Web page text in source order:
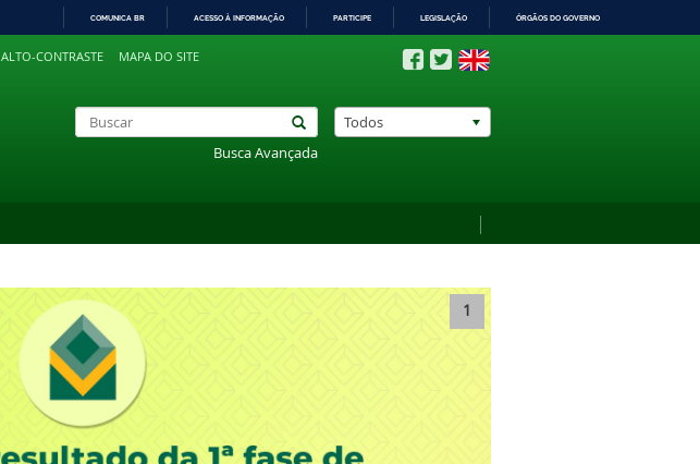
COMUNICA BR ACESSO À INFORMAÇÃO PARTICIPE LEGISLAÇÃO ÓRGÃOS DO GOVERNO
ALTO-CONTRASTE MAPA DO SITE
Busca Avançada
Todos
1